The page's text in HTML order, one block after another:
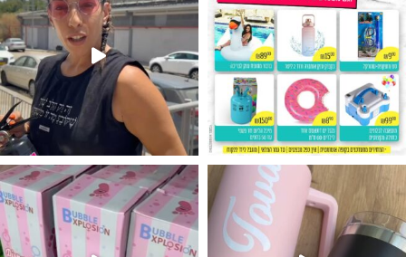
מטף לגילוי מין העובר חזר למלא